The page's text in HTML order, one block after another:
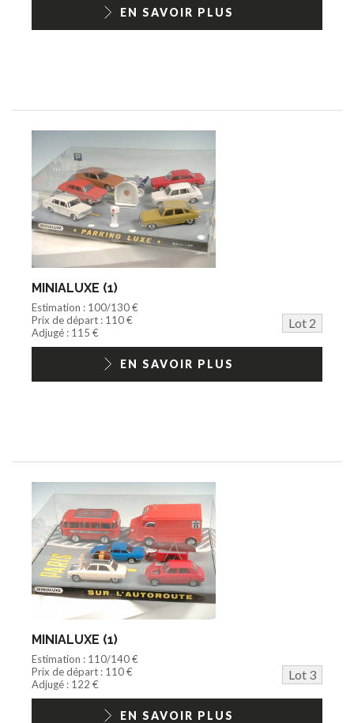
1/18ème moderneEN SAVOIR PLUS
MINIALUXE (1)
Estimation : 100/130 €
Prix de départ : 110 €
Lot 2
Adjugé : 115 €
EN SAVOIR PLUS
MINIALUXE (1)
Estimation : 110/140 €
Prix de départ : 110 €
Lot 3
Adjugé : 122 €
EN SAVOIR PLUS